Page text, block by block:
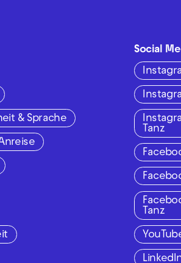
& Sprache
Social
Tanz
Tanz